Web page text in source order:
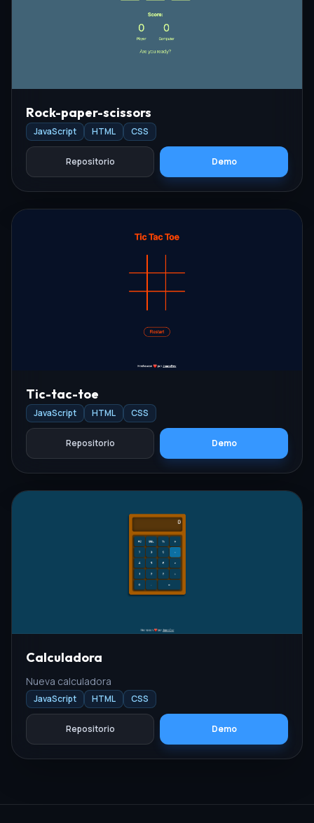
Rock-paper-scissors
JavaScript HTML CSS
Repositorio Demo
Tic-tac-toe
JavaScript HTML CSS
Repositorio Demo
Calculadora
Nueva calculadora
JavaScript HTML CSS
Repositorio Demo